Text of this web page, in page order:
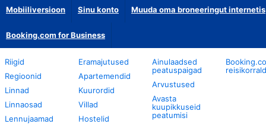
Mobiiliversioon Sinu konto Muuda oma broneeringut internetis
Booking.com for Business
Riigid
Regioonid
Linnad
Linnaosad
Lennujaamad
Eramajutused
Apartemendid
Kuurordid
Villad
Hostelid
Ainulaadsed
peatuspaigad
Arvustused
Avasta
kuupikkuseid
peatumisi